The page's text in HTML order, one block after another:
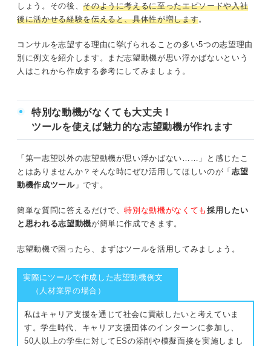
しょう。その後、そのように考えるに至ったエピソードや入社
後に活かせる経験を伝えると、具体性が増します。
コンサルを志望する理由に挙げられることの多い5つの志望理由
別に例文を紹介します。まだ志望動機が思い浮かばないという
人はこれから作成する参考にしてみましょう。
特別な動機がなくても大丈夫！
ツールを使えば魅力的な志望動機が作れます
「第一志望以外の志望動機が思い浮かばない……」と感じたこ
とはありませんか？そんな時にぜひ活用してほしいのが「志望
動機作成ツール」です。
簡単な質問に答えるだけで、特別な動機がなくても 採用したい
と思われる志望動機が簡単に作成できます。
志望動機で困ったら、まずはツールを活用してみましょう。
実際にツールで作成した志望動機例文
（人材業界の場合）
私はキャリア支援を通じて社会に貢献したいと考えていま
す。学生時代、キャリア支援団体のインターンに参加し、
50人以上の学生に対してESの添削や模擬面接を実施しまし